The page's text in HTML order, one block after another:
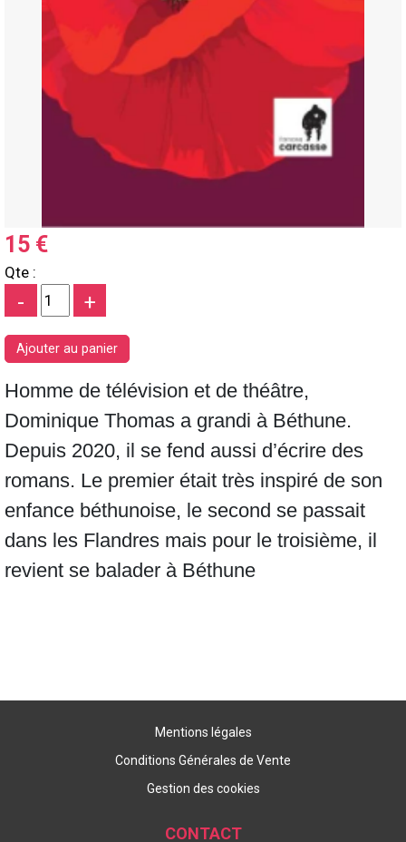
15 €
Qte :
- +
Homme de télévision et de théâtre,
Dominique Thomas a grandi à Béthune.
Depuis 2020, il se fend aussi d’écrire des
romans. Le premier était très inspiré de son
enfance béthunoise, le second se passait
dans les Flandres mais pour le troisième, il
revient se balader à Béthune
Mentions légales
Conditions Générales de Vente
Gestion des cookies
CONTACT